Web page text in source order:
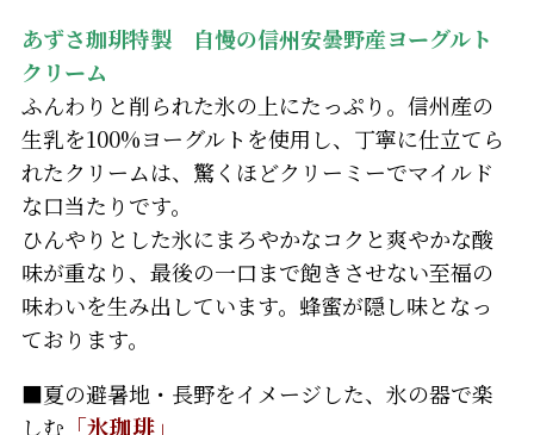
あずさ珈琲特製 自慢の信州安曇野産ヨーグルト
クリーム
ふんわりと削られた氷の上にたっぷり。信州産の
生乳を100%ヨーグルトを使用し、丁寧に仕立てら
れたクリームは、驚くほどクリーミーでマイルド
な口当たりです。
ひんやりとした氷にまろやかなコクと爽やかな酸
味が重なり、最後の一口まで飽きさせない至福の
味わいを生み出しています。蜂蜜が隠し味となっ
ております。
■夏の避暑地・長野をイメージした、氷の器で楽
しむ 「氷珈琲」